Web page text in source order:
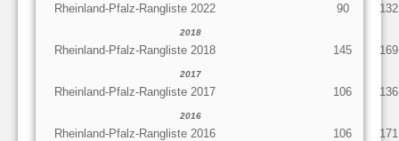
Rheinland-Pfalz-Rangliste 2022 90 132
2018
Rheinland-Pfalz-Rangliste 2018 145 169
2017
Rheinland-Pfalz-Rangliste 2017 106 136
2016
Rheinland-Pfalz-Rangliste 2016 106 171